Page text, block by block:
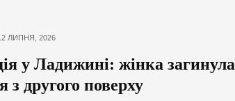
ЛИПНЯ, 2026
у Ладижині: жінка загинула
з другого поверху